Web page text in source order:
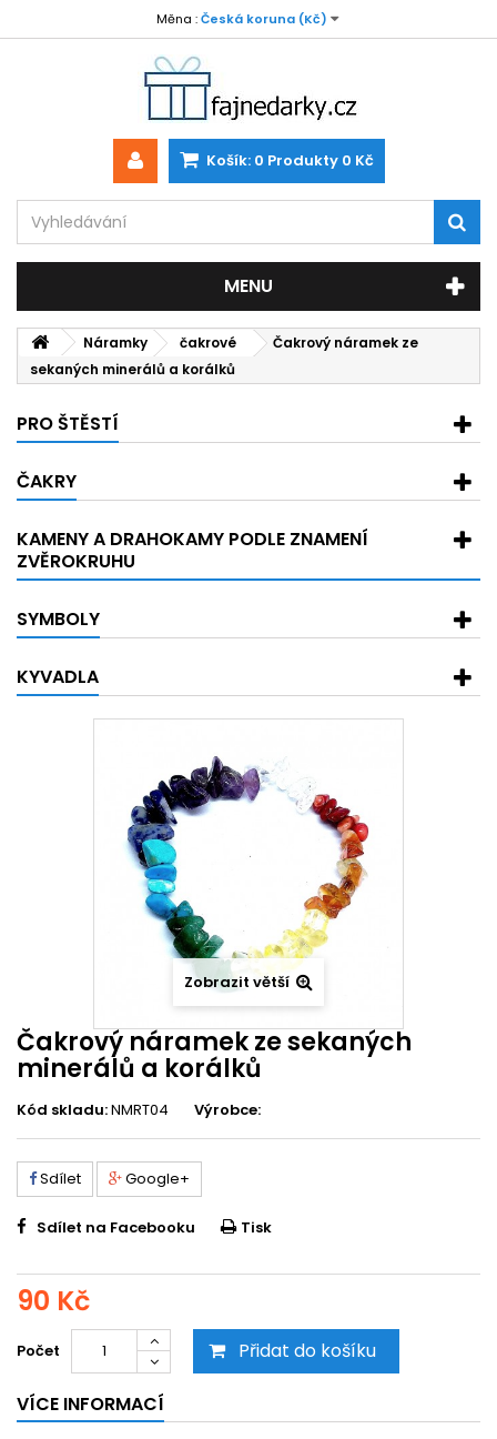
Měna : Česká koruna (Kč)
Košík: 0 Produkty 0 Kč
MENU
Náramky čakrové
Čakrový náramek ze
sekaných minerálů a korálků
PRO ŠTĚSTÍ
ČAKRY
KAMENY A DRAHOKAMY PODLE ZNAMENÍ
ZVĚROKRUHU
SYMBOLY
KYVADLA
Zobrazit větší
Čakrový náramek ze sekaných
minerálů a korálků
Kód skladu:NMRT04 Výrobce:
Sdílet Google+
Sdílet na Facebooku Tisk
90 Kč
Počet Přidat do košíku
VÍCE INFORMACÍ